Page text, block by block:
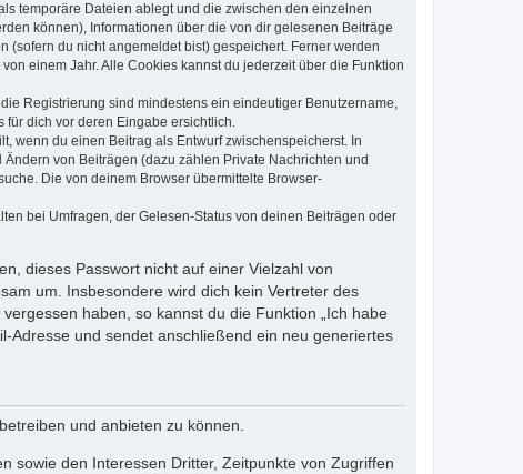
temporäre Dateien ablegt und die zwischen den einzelnen
können), Informationen über die von dir gelesenen Beiträge
du nicht angemeldet bist) gespeichert. Ferner werden
einem Jahr. Alle Cookies kannst du jederzeit über die Funktion
Registrierung sind mindestens ein eindeutiger Benutzername,
für dich vor deren Eingabe ersichtlich.
wenn du einen Beitrag als Entwurf zwischenspeicherst. In
von Beiträgen (dazu zählen Private Nachrichten und
Die von deinem Browser übermittelte Browser-
bei Umfragen, der Gelesen-Status von deinen Beiträgen oder
dieses Passwort nicht auf einer Vielzahl von
um. Insbesondere wird dich kein Vertreter des
haben, so kannst du die Funktion „Ich habe
Adresse und sendet anschließend ein neu generiertes
und anbieten zu können.
sowie den Interessen Dritter, Zeitpunkte von Zugriffen